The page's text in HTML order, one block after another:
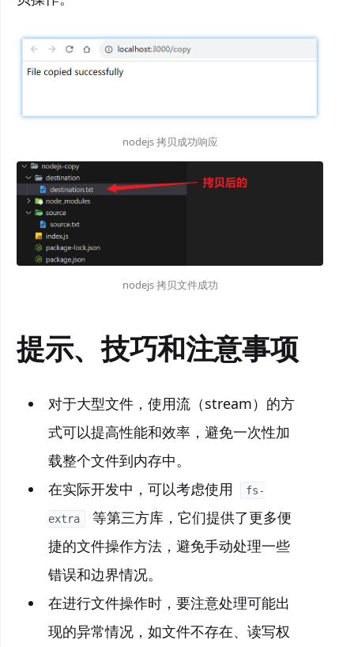
nodejs 拷贝成功响应
nodejs 拷贝文件成功
提示、技巧和注意事项
对于大型文件，使用流（stream）的方
式可以提高性能和效率，避免一次性加
载整个文件到内存中。
在实际开发中，可以考虑使用
fs-
extra
等第三方库，它们提供了更多便
捷的文件操作方法，避免手动处理一些
错误和边界情况。
在进行文件操作时，要注意处理可能出
现的异常情况，如文件不存在、读写权